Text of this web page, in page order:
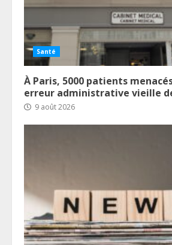
Santé
À Paris, 5000 patients
erreur administrative vieille
9 août 2026